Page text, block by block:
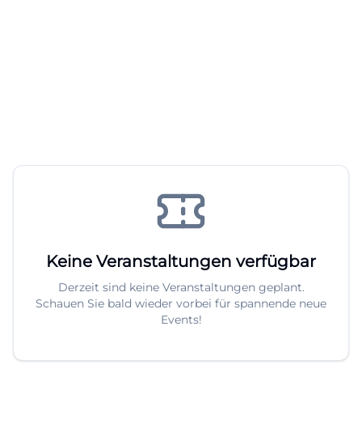
Keine Veranstaltungen verfügbar
Derzeit sind keine Veranstaltungen geplant.
Schauen Sie bald wieder vorbei für spannende neue
Events!